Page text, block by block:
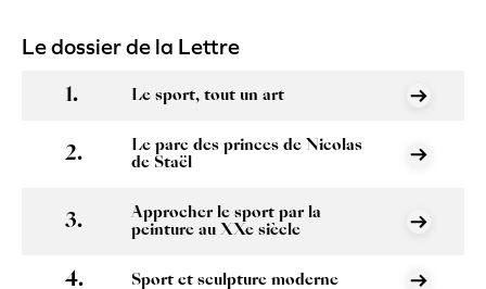
Le dossier de la Lettre
Le sport, tout un art
Le parc des princes de Nicolas
de Staël
Approcher le sport par la
peinture au XXe siècle
Sport et sculpture moderne